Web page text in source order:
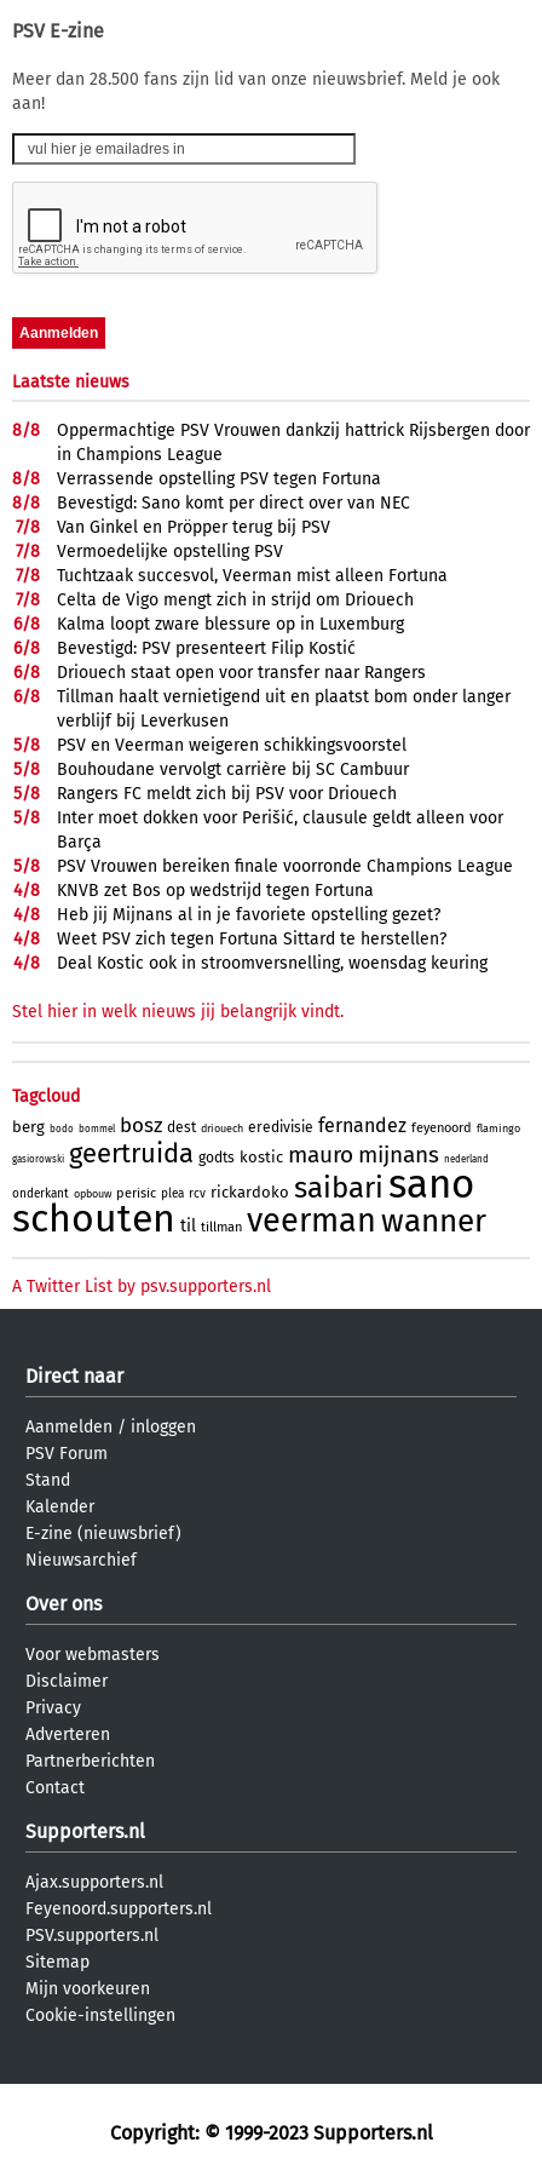
PSV E-zine
Meer dan 28.500 fans zijn lid van onze nieuwsbrief. Meld je ook
aan!
Laatste nieuws
8/8
Oppermachtige PSV Vrouwen dankzij hattrick Rijsbergen door
in Champions League
8/8
Verrassende opstelling PSV tegen Fortuna
8/8
Bevestigd: Sano komt per direct over van NEC
7/8
Van Ginkel en Pröpper terug bij PSV
7/8
Vermoedelijke opstelling PSV
7/8
Tuchtzaak succesvol, Veerman mist alleen Fortuna
7/8
Celta de Vigo mengt zich in strijd om Driouech
6/8
Kalma loopt zware blessure op in Luxemburg
6/8
Bevestigd: PSV presenteert Filip Kostić
6/8
Driouech staat open voor transfer naar Rangers
6/8
Tillman haalt vernietigend uit en plaatst bom onder langer
verblijf bij Leverkusen
5/8
PSV en Veerman weigeren schikkingsvoorstel
5/8
Bouhoudane vervolgt carrière bij SC Cambuur
5/8
Rangers FC meldt zich bij PSV voor Driouech
5/8
Inter moet dokken voor Perišić, clausule geldt alleen voor
Barça
5/8
PSV Vrouwen bereiken finale voorronde Champions League
4/8
KNVB zet Bos op wedstrijd tegen Fortuna
4/8
Heb jij Mijnans al in je favoriete opstelling gezet?
4/8
Weet PSV zich tegen Fortuna Sittard te herstellen?
4/8 Deal Kostic ook in stroomversnelling, woensdag keuring
Stel hier in welk nieuws jij belangrijk vindt.
Tagcloud
berg bodo bommel bosz dest driouech eredivisie fernandez feyenoord flamingo
gasiorowski geertruida godts kostic mauro mijnans nederland
onderkant opbouw perisic plea rcv rickardoko saibari sano
schouten til tillman veermanwanner
A Twitter List by psv.supporters.nl
Direct naar
Aanmelden / inloggen
PSV Forum
Stand
Kalender
E-zine (nieuwsbrief)
Nieuwsarchief
Over ons
Voor webmasters
Disclaimer
Privacy
Adverteren
Partnerberichten
Contact
Supporters.nl
Ajax.supporters.nl
Feyenoord.supporters.nl
PSV.supporters.nl
Sitemap
Mijn voorkeuren
Cookie-instellingen
Copyright: © 1999-2023 Supporters.nl